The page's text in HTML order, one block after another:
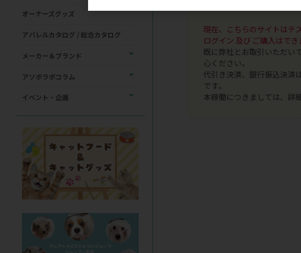
現在、こちらのサイトはテ
ログイン 及び ご購入はで
既に弊社とお取引いただい
心ください。
代引き決済、銀行振込決済
です。
本稼働につきましては、詳
オーナーズグッズ
アパレルカタログ / 総合カタログ
メーカー＆ブランド
アソボラボコラム
イベント・企画